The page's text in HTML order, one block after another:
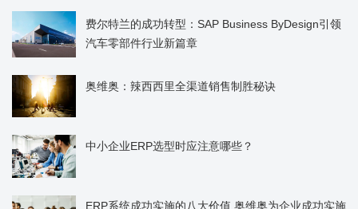
费尔特兰的成功转型：SAP Business ByDesign引领
汽车零部件行业新篇章
奥维奥：辣西西里全渠道销售制胜秘诀
中小企业ERP选型时应注意哪些？
ERP系统成功实施的八大价值 奥维奥为企业成功实施